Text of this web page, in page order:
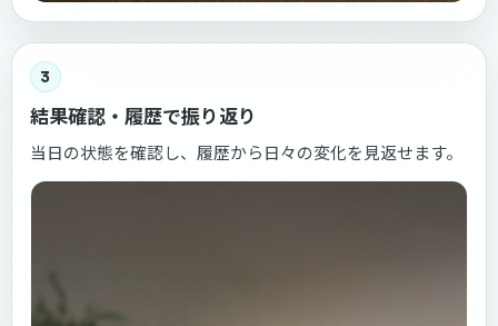
3
結果確認・履歴で振り返り
当日の状態を確認し、履歴から日々の変化を見返せます。